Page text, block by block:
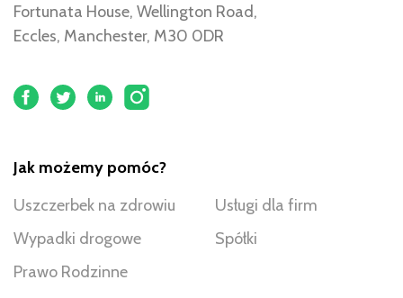
Fortunata House, Wellington Road,
Eccles, Manchester, M30 0DR
Jak możemy pomóc?
Uszczerbek na zdrowiu
Wypadki drogowe
Prawo Rodzinne
Usługi dla firm
Spółki